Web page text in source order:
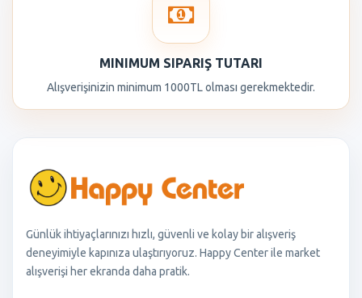
MINIMUM SIPARIŞ TUTARI
Alışverişinizin minimum 1000TL olması gerekmektedir.
Günlük ihtiyaçlarınızı hızlı, güvenli ve kolay bir alışveriş
deneyimiyle kapınıza ulaştırıyoruz. Happy Center ile market
alışverişi her ekranda daha pratik.